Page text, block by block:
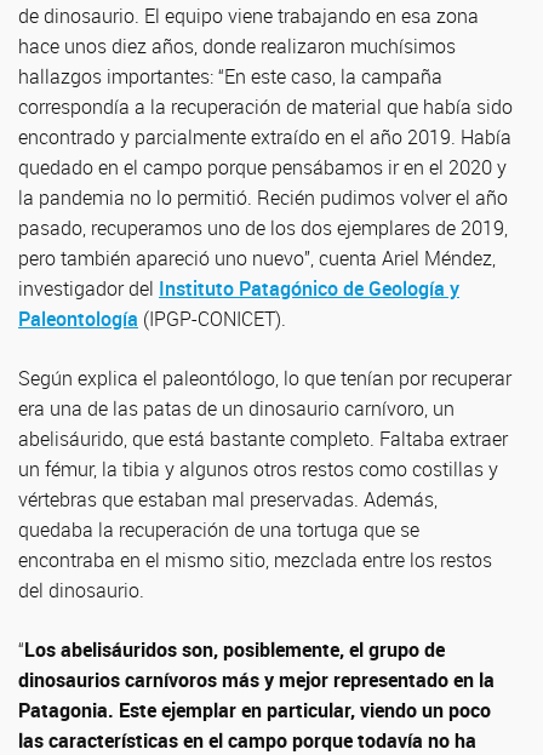
de dinosaurio. El equipo viene trabajando en esa zona
hace unos diez años, donde realizaron muchísimos
hallazgos importantes: “En este caso, la campaña
correspondía a la recuperación de material que había sido
encontrado y parcialmente extraído en el año 2019. Había
quedado en el campo porque pensábamos ir en el 2020 y
la pandemia no lo permitió. Recién pudimos volver el año
pasado, recuperamos uno de los dos ejemplares de 2019,
pero también apareció uno nuevo”, cuenta Ariel Méndez,
investigador del Instituto Patagónico de Geología y
Paleontología (IPGP-CONICET).
Según explica el paleontólogo, lo que tenían por recuperar
era una de las patas de un dinosaurio carnívoro, un
abelisáurido, que está bastante completo. Faltaba extraer
un fémur, la tibia y algunos otros restos como costillas y
vértebras que estaban mal preservadas. Además,
quedaba la recuperación de una tortuga que se
encontraba en el mismo sitio, mezclada entre los restos
del dinosaurio.
“Los abelisáuridos son, posiblemente, el grupo de
dinosaurios carnívoros más y mejor representado en la
Patagonia. Este ejemplar en particular, viendo un poco
las características en el campo porque todavía no ha